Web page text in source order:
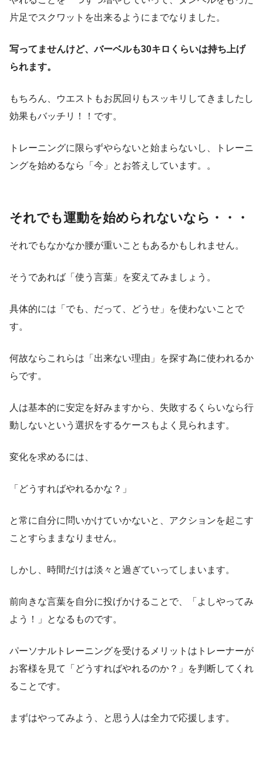
片足でスクワットを出来るようにまでなりました。
写ってませんけど、バーベルも30キロくらいは持ち上げ
られます。
もちろん、ウエストもお尻回りもスッキリしてきましたし
効果もバッチリ！！です。
トレーニングに限らずやらないと始まらないし、トレーニ
ングを始めるなら「今」とお答えしています。。
それでも運動を始められないなら・・・
それでもなかなか腰が重いこともあるかもしれません。
そうであれば「使う言葉」を変えてみましょう。
具体的には「でも、だって、どうせ」を使わないことで
す。
何故ならこれらは「出来ない理由」を探す為に使われるか
らです。
人は基本的に安定を好みますから、失敗するくらいなら行
動しないという選択をするケースもよく見られます。
変化を求めるには、
「どうすればやれるかな？」
と常に自分に問いかけていかないと、アクションを起こす
ことすらままなりません。
しかし、時間だけは淡々と過ぎていってしまいます。
前向きな言葉を自分に投げかけることで、「よしやってみ
よう！」となるものです。
パーソナルトレーニングを受けるメリットはトレーナーが
お客様を見て「どうすればやれるのか？」を判断してくれ
ることです。
まずはやってみよう、と思う人は全力で応援します。